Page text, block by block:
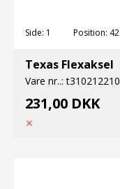
Side: 1 Position: 42
Texas Flexaksel
Vare nr..: t310212210
231,00 DKK